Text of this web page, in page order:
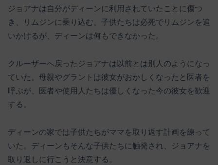
ジョアナは自分がディーンに利用されていたことに傷つ
き、リムジンに乗り込む。子供たちは必死でリムジンを追
いかけるが、ディーンは何もできなかった。
クルーザーへ戻ったジョアナは以前とは別人のようになっ
ていた。母親やグラントは彼女がおかしくなったと医者を
呼ぶが、医者や使用人たちは優しくなった今の彼女を歓迎
する。
ディーンの家では子供たちがママを取り返す計画を練って
いた。ディーンもそんな子供たちに触発され、ジョアナを
取り返しに行こうと決意する。